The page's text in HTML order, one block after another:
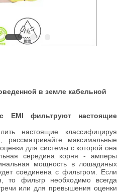
в земле кабельной
EMI фильтруют настоящие
настоящие классифицируя
рассматривайте максимальные
для системы с которой она
середина корня - амперы
мощность в лошадиных
соединена с фильтром. Если
то фильтр необходимо всегда
или для превышения оценки